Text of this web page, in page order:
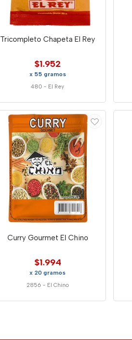
Tricompleto Chapeta El Rey
$1.952
x 55 gramos
480 - El Rey
Curry Gourmet El Chino
$1.994
x 20 gramos
2856 - El Chino